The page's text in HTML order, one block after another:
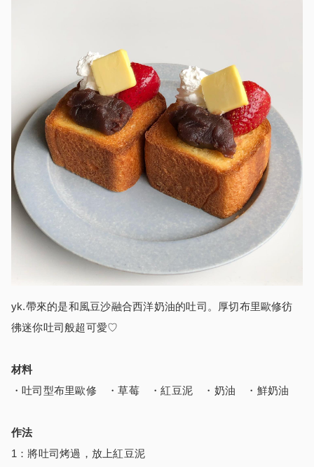
yk.帶來的是和風豆沙融合西洋奶油的吐司。厚切布里歐修彷
彿迷你吐司般超可愛♡
材料
・吐司型布里歐修 ・草莓 ・紅豆泥 ・奶油 ・鮮奶油
作法
1：將吐司烤過，放上紅豆泥